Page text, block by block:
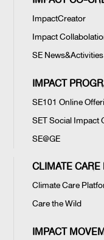
ImpactCreator
Impact
SE News&Activities
IMPACT
SE101 Online
SET Social Impact
SE@GE
CLIMATE CARE
Climate Care
Care the Wild
IMPACT